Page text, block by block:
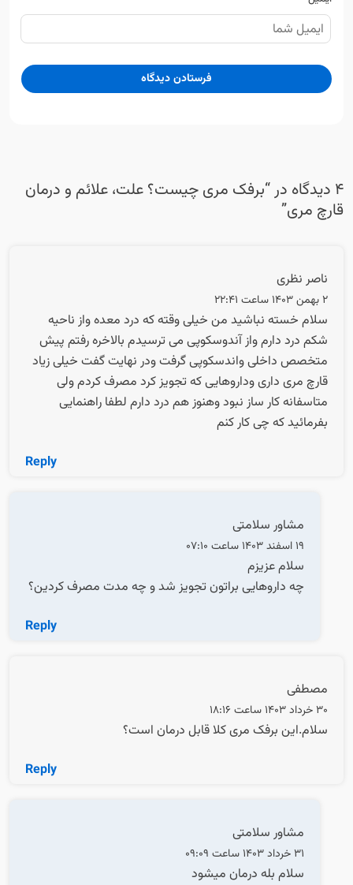
4 دیدگاه در “
برفک مری چیست؟ علت، علائم و درمان
قارچ مری”
ناصر نظری
2 بهمن 1403 ساعت 22:41
سلام خسته نباشید من خیلی وقته که درد معده واز ناحیه
شکم درد دارم واز آندوسکوپی می ترسیدم بالاخره رفتم پیش
متخصص داخلی واندسکوپی گرفت ودر نهایت گفت خیلی زیاد
قارچ مری داری وداروهایی که تجویز کرد مصرف کردم ولی
متاسفانه کار ساز نبود وهنوز هم درد دارم لطفا راهنمایی
بفرمائید که چی کار کنم
Reply
مشاور سلامتی
19 اسفند 1403 ساعت 07:10
سلام عزیزم
چه داروهایی براتون تجویز شد و چه مدت مصرف کردین؟
Reply
مصطفی
30 خرداد 1403 ساعت 18:16
سلام.این برفک مری کلا قابل درمان است؟
Reply
مشاور سلامتی
31 خرداد 1403 ساعت 09:09
سلام بله درمان میشود